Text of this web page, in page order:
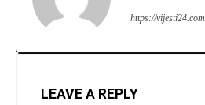
https://vijesti24.com
LEAVE A REPLY